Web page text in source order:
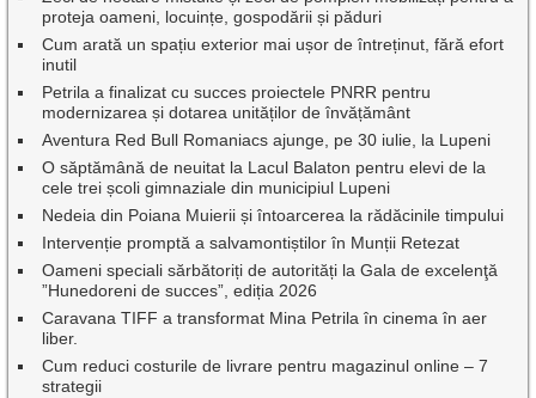
proteja oameni, locuințe, gospodării și păduri
Cum arată un spațiu exterior mai ușor de întreținut, fără efort
inutil
Petrila a finalizat cu succes proiectele PNRR pentru
modernizarea și dotarea unităților de învățământ
Aventura Red Bull Romaniacs ajunge, pe 30 iulie, la Lupeni
O săptămână de neuitat la Lacul Balaton pentru elevi de la
cele trei școli gimnaziale din municipiul Lupeni
Nedeia din Poiana Muierii și întoarcerea la rădăcinile timpului
Intervenție promptă a salvamontiștilor în Munții Retezat
Oameni speciali sărbătoriți de autorități la Gala de excelenţă
”Hunedoreni de succes”, ediția 2026
Caravana TIFF a transformat Mina Petrila în cinema în aer
liber.
Cum reduci costurile de livrare pentru magazinul online – 7
strategii